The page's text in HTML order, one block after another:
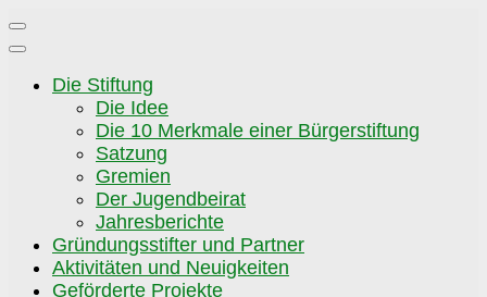
Zum
Inhalt
Die Stiftung
Die Idee
Die 10 Merkmale einer Bürgerstiftung
Satzung
Gremien
Der Jugendbeirat
Jahresberichte
Gründungsstifter und Partner
Aktivitäten und Neuigkeiten
Geförderte Projekte